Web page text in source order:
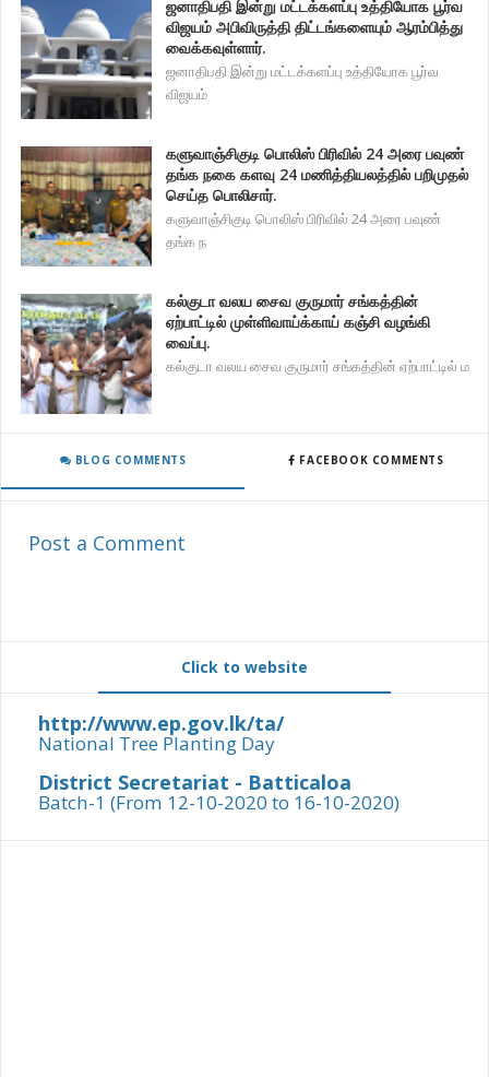
ஜனாதிபதி இன்று மட்டக்களப்பு உத்தியோக பூர்வ
விஜயம் அபிவிருத்தி திட்டங்களையும் ஆரம்பித்து
வைக்கவுள்ளார்.
ஜனாதிபதி இன்று மட்டக்களப்பு உத்தியோக பூர்வ
விஜயம்
களுவாஞ்சிகுடி பொலிஸ் பிரிவில் 24 அரை பவுண்
தங்க நகை களவு 24 மணித்தியலத்தில் பறிமுதல்
செய்த பொலிசார்.
களுவாஞ்சிகுடி பொலிஸ் பிரிவில் 24 அரை பவுண்
தங்க ந
கல்குடா வலய சைவ குருமார் சங்கத்தின்
ஏற்பாட்டில் முள்ளிவாய்க்காய் கஞ்சி வழங்கி
வைப்பு.
கல்குடா வலய சைவ குருமார் சங்கத்தின் ஏற்பாட்டில் ம
BLOG COMMENTS FACEBOOK COMMENTS
Post a Comment
Click to website
http://www.ep.gov.lk/ta/
National Tree Planting Day
District Secretariat - Batticaloa
Batch-1 (From 12-10-2020 to 16-10-2020)